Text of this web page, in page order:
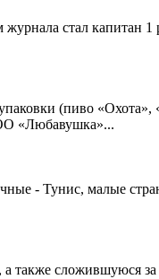
стал капитан
(пиво «Охота»,
«Любавушка»...
- Тунис, малые
также сложившуюся